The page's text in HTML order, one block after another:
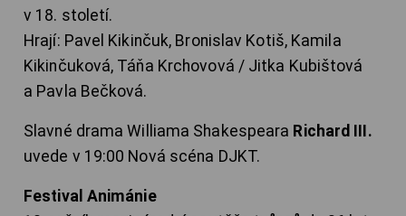
v 18. století.
Hrají: Pavel Kikinčuk, Bronislav Kotiš, Kamila
Kikinčuková, Táňa Krchovová / Jitka Kubištová
a Pavla Bečková.
Slavné drama Williama Shakespeara Richard III.
uvede v 19:00 Nová scéna DJKT.
Festival Animánie